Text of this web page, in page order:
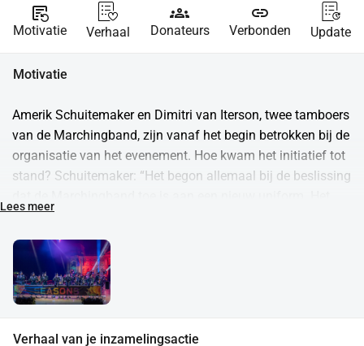
source_notes
Motivatie Verhaal
groups
Donateurs
link
Verbonden Update
Motivatie
Amerik Schuitemaker en Dimitri van Iterson, twee tamboers
van de Marchingband, zijn vanaf het begin betrokken bij de
organisatie van het evenement. Hoe kwam het initiatief tot
stand? Schuitemaker: “Het begon allemaal bij de beslissing
oude uniform is niet meer in goede staat en dat betekent
een grote uitgave voor onze vereniging. Iedereen werd
gevraagd om mee te denken hoe we dit bedrag bij elkaar
kunnen sparen. Als tamboers wilden we iets bijzonders
doen, iets dat past bij de geweldige award voor Best
verdiend.” Van Iterson vult hem aan: “In 2023 bestaat DVS
Lees meer
Verhaal van je inzamelingsactie